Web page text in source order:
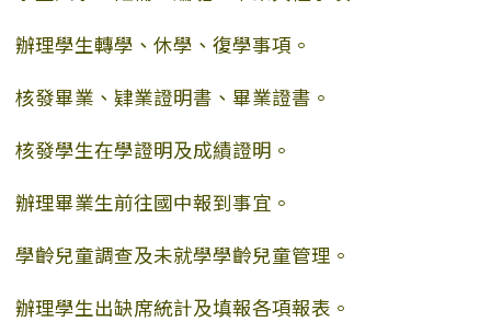
辦理學生轉學、休學、復學事項。
核發畢業、肄業證明書、畢業證書。
核發學生在學證明及成績證明。
辦理畢業生前往國中報到事宜。
學齡兒童調查及未就學學齡兒童管理。
辦理學生出缺席統計及填報各項報表。